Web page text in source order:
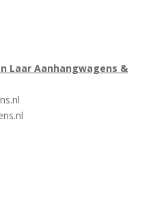
Laar Aanhangwagens &